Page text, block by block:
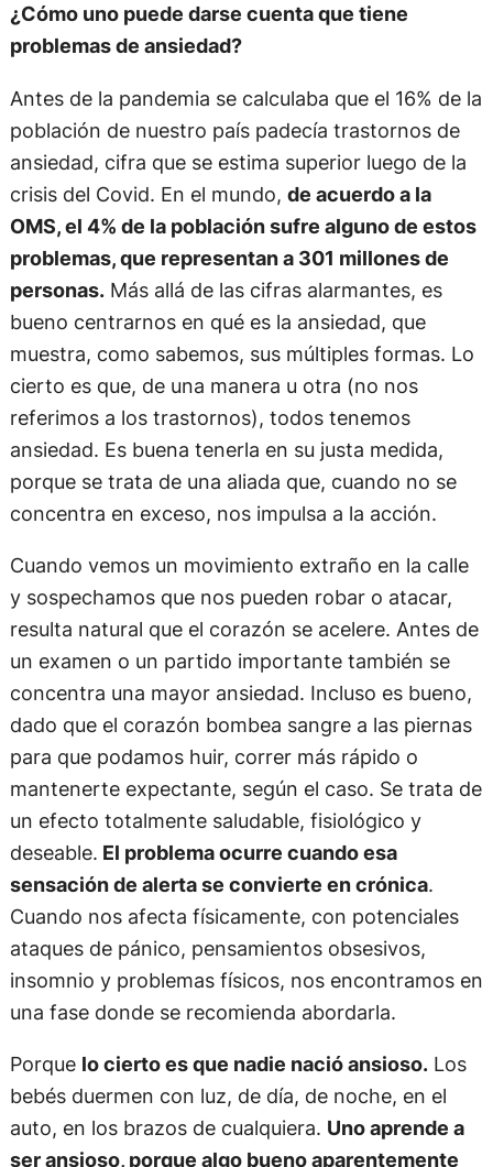
¿Cómo uno puede darse cuenta que tiene
problemas de ansiedad?
Antes de la pandemia se calculaba que el 16% de la
población de nuestro país padecía trastornos de
ansiedad, cifra que se estima superior luego de la
crisis del Covid. En el mundo, de acuerdo a la
OMS, el 4% de la población sufre alguno de estos
problemas, que representan a 301 millones de
personas.Más allá de las cifras alarmantes, es
bueno centrarnos en qué es la ansiedad, que
muestra, como sabemos, sus múltiples formas. Lo
cierto es que, de una manera u otra (no nos
referimos a los trastornos), todos tenemos
ansiedad. Es buena tenerla en su justa medida,
porque se trata de una aliada que, cuando no se
concentra en exceso, nos impulsa a la acción.
Cuando vemos un movimiento extraño en la calle
y sospechamos que nos pueden robar o atacar,
resulta natural que el corazón se acelere. Antes de
un examen o un partido importante también se
concentra una mayor ansiedad. Incluso es bueno,
dado que el corazón bombea sangre a las piernas
para que podamos huir, correr más rápido o
mantenerte expectante, según el caso. Se trata de
un efecto totalmente saludable, fisiológico y
deseable. El problema ocurre cuando esa
sensación de alerta se convierte en crónica.
Cuando nos afecta físicamente, con potenciales
ataques de pánico, pensamientos obsesivos,
insomnio y problemas físicos, nos encontramos en
una fase donde se recomienda abordarla.
Porque lo cierto es que nadie nació ansioso.Los
bebés duermen con luz, de día, de noche, en el
auto, en los brazos de cualquiera. Uno aprende a
ser ansioso, porque algo bueno aparentemente